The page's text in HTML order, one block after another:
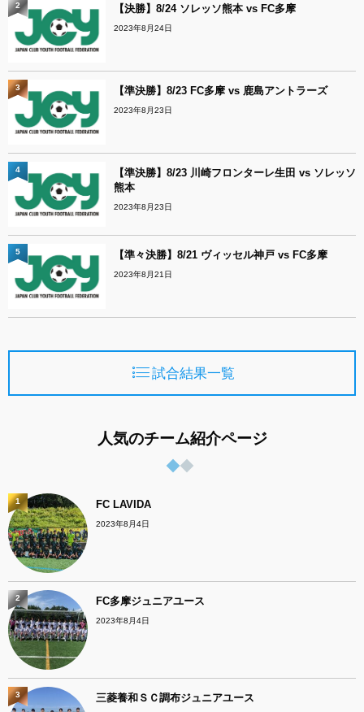
【決勝】8/24 ソレッソ熊本 vs FC多摩
2023年8月24日
2
【準決勝】8/23 FC多摩 vs 鹿島アントラーズ
2023年8月23日
3
【準決勝】8/23 川崎フロンターレ生田 vs ソレッソ
熊本
2023年8月23日
4
【準々決勝】8/21 ヴィッセル神戸 vs FC多摩
2023年8月21日
5
試合結果一覧
人気のチーム紹介ページ
FC LAVIDA
2023年8月4日
1
FC多摩ジュニアユース
2023年8月4日
2
三菱養和ＳＣ調布ジュニアユース
3